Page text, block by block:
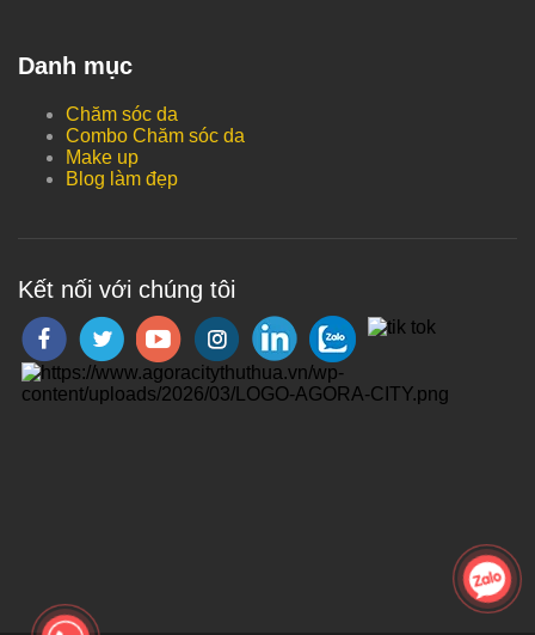
Danh mục
Chăm sóc da
Combo Chăm sóc da
Make up
Blog làm đẹp
Kết nối với chúng tôi